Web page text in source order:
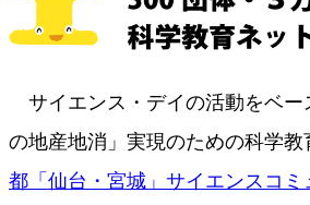
サイエンス・デイの活動をベー
の地産地消」実現のための科学教
都「仙台・宮城」サイエンスコミ